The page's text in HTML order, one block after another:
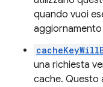
quando vuoi
una richiesta
cache. Questo